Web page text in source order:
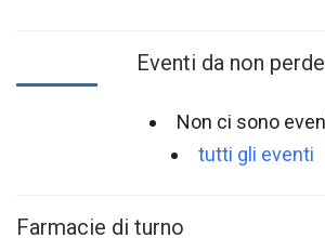
Eventi da non
Non ci sono
tutti gli eventi
Farmacie di turno